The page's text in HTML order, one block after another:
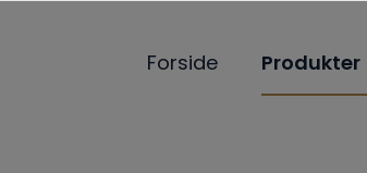
Forside Produkter